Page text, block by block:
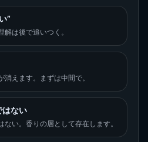
”
は後で追いつく。
えます。まずは中間で。
はない
い。香りの層として存在します。